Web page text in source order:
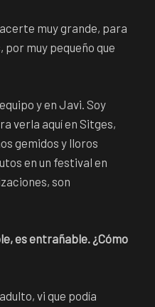
muy grande, para
muy pequeño que
y en Javi. Soy
verla aquí en Sitges,
gemidos y lloros
en un festival en
son
es entrañable. ¿Cómo
vi que podía